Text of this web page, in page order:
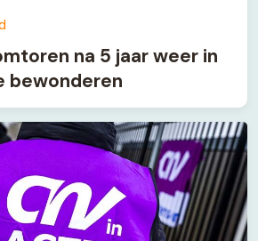
na 5 jaar weer in
bewonderen